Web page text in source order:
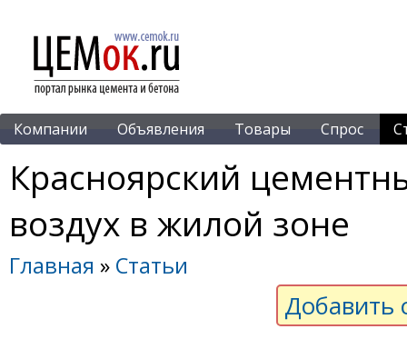
Компании Объявления Товары Спрос
Красноярский
воздух в жилой зоне
Главная » Статьи
Добавить